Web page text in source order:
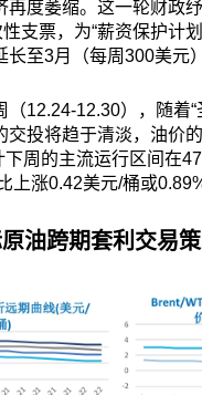
再度萎缩。这一轮财政
支票，为“薪资保护计
长至3月（每周300美元）
12.24-12.30），随着“
交投将趋于清淡，油价
下周的主流运行区间在
上涨0.42美元/桶或
油跨期套利交易